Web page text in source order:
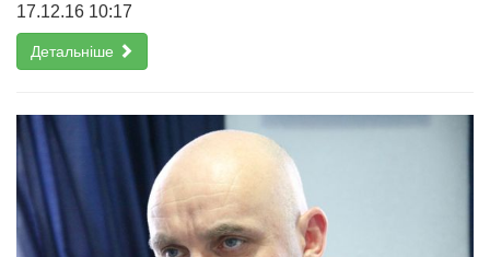
17.12.16 10:17
Детальніше